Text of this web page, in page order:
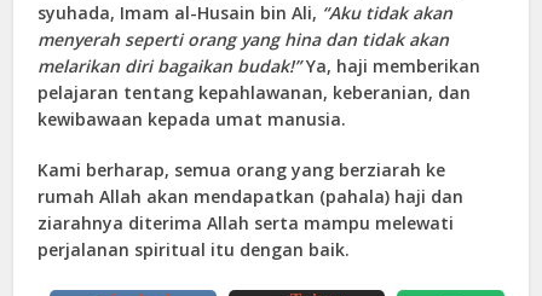
syuhada, Imam al-Husain bin Ali, “Aku tidak akan
menyerah seperti orang yang hina dan tidak akan
melarikan diri bagaikan budak!”Ya, haji memberikan
pelajaran tentang kepahlawanan, keberanian, dan
kewibawaan kepada umat manusia.
Kami berharap, semua orang yang berziarah ke
rumah Allah akan mendapatkan (pahala) haji dan
ziarahnya diterima Allah serta mampu melewati
perjalanan spiritual itu dengan baik.